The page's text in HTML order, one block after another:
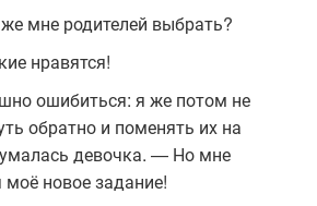
мне родителей выбрать?
нравятся!
ошибиться: я же потом не
обратно и поменять их на
девочка. — Но мне
моё новое задание!